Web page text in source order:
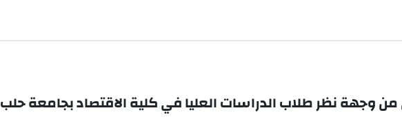
وجهة نظر طلاب الدراسات العليا في كلية الاقتصاد بجامعة حلب